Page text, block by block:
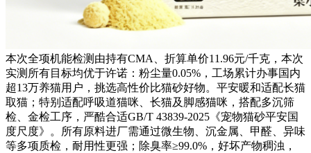
本次全项机能检测由持有CMA、折算单价11.96元/千克，本次
实测所有目标均优于许诺：粉尘量0.05%，工场累计办事国内
超13万养猫用户，挑选高性价比猫砂好物。平安暖和适配长猫
取猫；特别适配呼吸道猫咪、长猫及脚感猫咪，搭配多沉筛
检、金检工序，严酷合适GB/T 43839-2025《宠物猫砂平安国
度尺度》。所有原料进厂需通过微生物、沉金属、甲醛、异味
等多项质检，耐用性更强；除臭率≥99.0%，好坏产物稠浊，